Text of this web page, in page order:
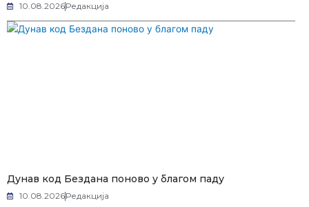
10.08.2026Редакција
Дунав код Бездана поново у благом паду
10.08.2026Редакција